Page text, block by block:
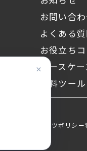
お問い合
よくある
お役立ち
ユースケー
無料ツール
コンテンツポリシー
×